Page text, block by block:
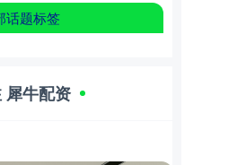
话题标签
犀牛配资